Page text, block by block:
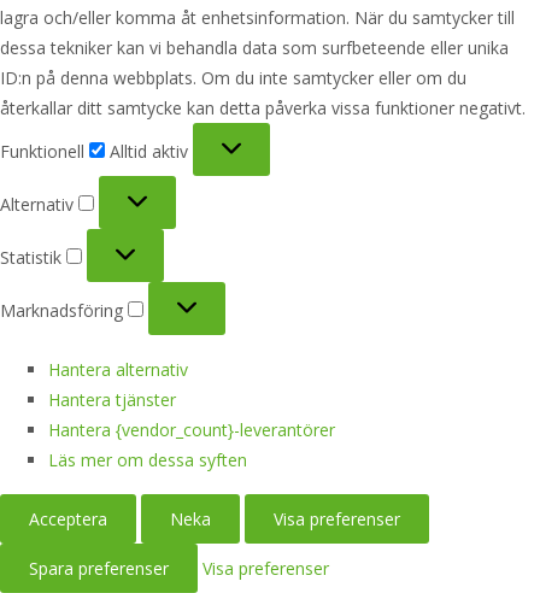
lagra och/eller komma åt enhetsinformation. När du samtycker till
dessa tekniker kan vi behandla data som surfbeteende eller unika
ID:n på denna webbplats. Om du inte samtycker eller om du
återkallar ditt samtycke kan detta påverka vissa funktioner negativt.
Funktionell
Alltid aktiv
Alternativ
Statistik
Marknadsföring
Hantera alternativ
Hantera tjänster
Hantera {vendor_count}-leverantörer
Läs mer om dessa syften
Acceptera Neka Visa preferenser
Spara preferenser Visa preferenser